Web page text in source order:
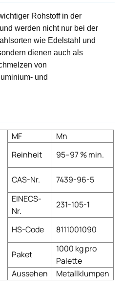
Rohstoff in der
werden nicht nur bei der
wie Edelstahl und
dienen auch als
von
und
MF
Mn
Reinheit 95–97 % min.
CAS-Nr. 7439-96-5
EINECS-
Nr.
231-105-1
HS-Code 8111001090
Paket
1000 kg pro
Palette
Aussehen Metallklumpen